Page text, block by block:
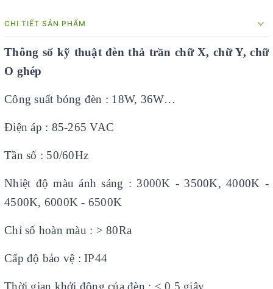
CHI TIẾT SẢN PHẨM
Thông số kỹ thuật đèn thả trần chữ X, chữ Y, chữ
O ghép
Công suất bóng đèn : 18W, 36W…
Điện áp : 85-265 VAC
Tần số : 50/60Hz
Nhiệt độ màu ánh sáng : 3000K - 3500K, 4000K -
4500K, 6000K - 6500K
Chỉ số hoàn màu : > 80Ra
Cấp độ bảo vệ : IP44
Thời gian khởi động của đèn : < 0,5 giây